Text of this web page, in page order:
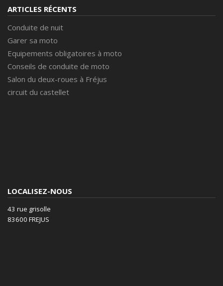
ARTICLES RÉCENTS
Conduite de nuit
Garer sa moto
Equipements obligatoires à moto
Conseils de conduite de moto
Salon du deux-roues à Fréjus
circuit du castellet
LOCALISEZ-NOUS
43 rue grisolle
83600 FREJUS